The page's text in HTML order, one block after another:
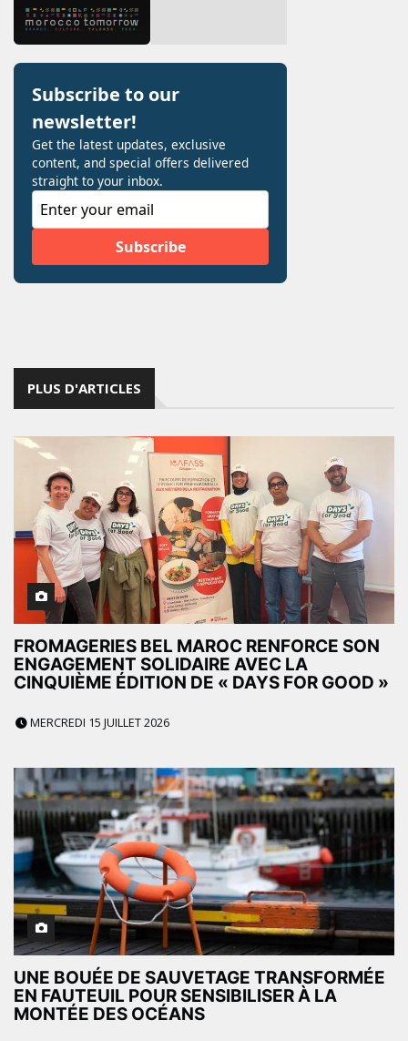
PLUS D'ARTICLES
FROMAGERIES BEL MAROC RENFORCE SON
ENGAGEMENT SOLIDAIRE AVEC LA
CINQUIÈME ÉDITION DE « DAYS FOR GOOD »
MERCREDI 15 JUILLET 2026
UNE BOUÉE DE SAUVETAGE TRANSFORMÉE
EN FAUTEUIL POUR SENSIBILISER À LA
MONTÉE DES OCÉANS